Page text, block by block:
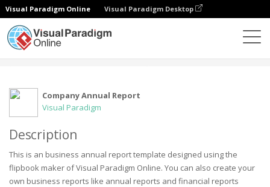
Visual Paradigm Online Visual Paradigm Desktop
Company Annual Report
Visual Paradigm
Description
This is an business annual report template designed using the
flipbook maker of Visual Paradigm Online. You can also create your
own business reports like annual reports and financial reports